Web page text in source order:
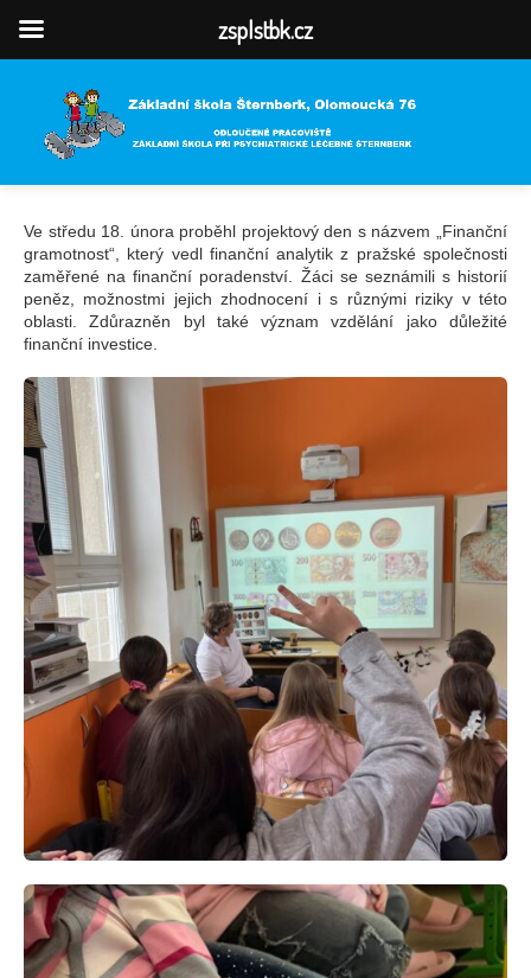
Ve středu 18. února proběhl projektový den s názvem „Finanční
gramotnost“, který vedl finanční analytik z pražské společnosti
zaměřené na finanční poradenství. Žáci se seznámili s historií
peněz, možnostmi jejich zhodnocení i s různými riziky v této
oblasti. Zdůrazněn byl také význam vzdělání jako důležité
finanční investice.
zsplstbk.cz